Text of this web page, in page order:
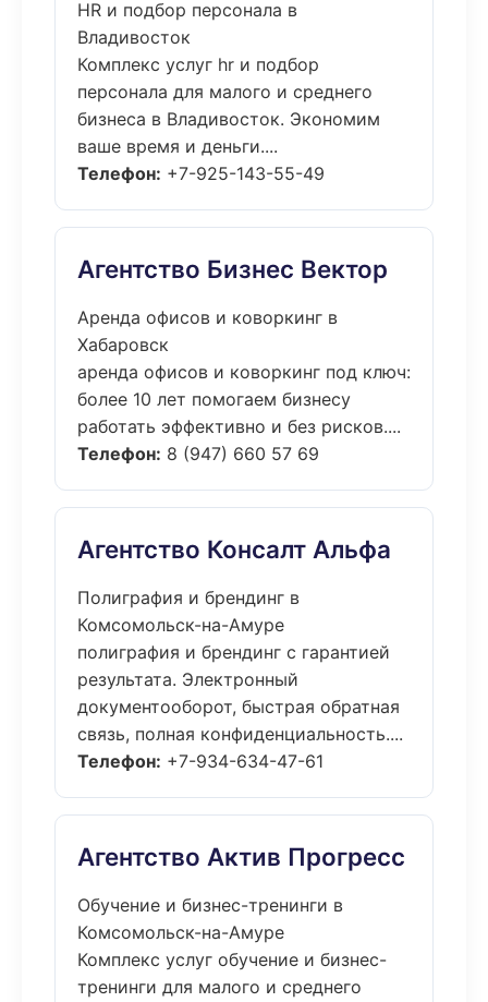
HR и подбор персонала в
Владивосток
Комплекс услуг hr и подбор
персонала для малого и среднего
бизнеса в Владивосток. Экономим
ваше время и деньги....
Телефон: +7-925-143-55-49
Агентство Бизнес Вектор
Аренда офисов и коворкинг в
Хабаровск
аренда офисов и коворкинг под ключ:
более 10 лет помогаем бизнесу
работать эффективно и без рисков....
Телефон: 8 (947) 660 57 69
Агентство Консалт Альфа
Полиграфия и брендинг в
Комсомольск-на-Амуре
полиграфия и брендинг с гарантией
результата. Электронный
документооборот, быстрая обратная
связь, полная конфиденциальность....
Телефон: +7-934-634-47-61
Агентство Актив Прогресс
Обучение и бизнес-тренинги в
Комсомольск-на-Амуре
Комплекс услуг обучение и бизнес-
тренинги для малого и среднего